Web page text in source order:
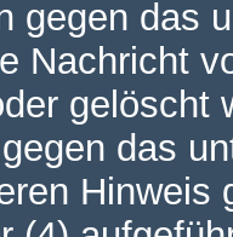
gegen das
Nachricht
gelöscht
das
Hinweis